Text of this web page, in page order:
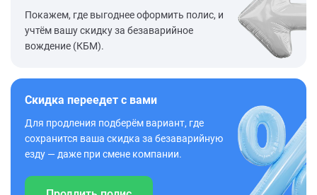
Покажем, где выгоднее оформить полис, и
учтём вашу скидку за безаварийное
вождение (КБМ).
Скидка переедет с вами
Для продления подберём вариант, где
сохранится ваша скидка за безаварийную
езду — даже при смене компании.